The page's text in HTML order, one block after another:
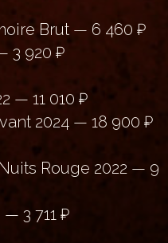
Brut — 6 460 ₽
3 920 ₽
— 11 010 ₽
2024 — 18 900 ₽
Rouge 2022 — 9
3 711 ₽